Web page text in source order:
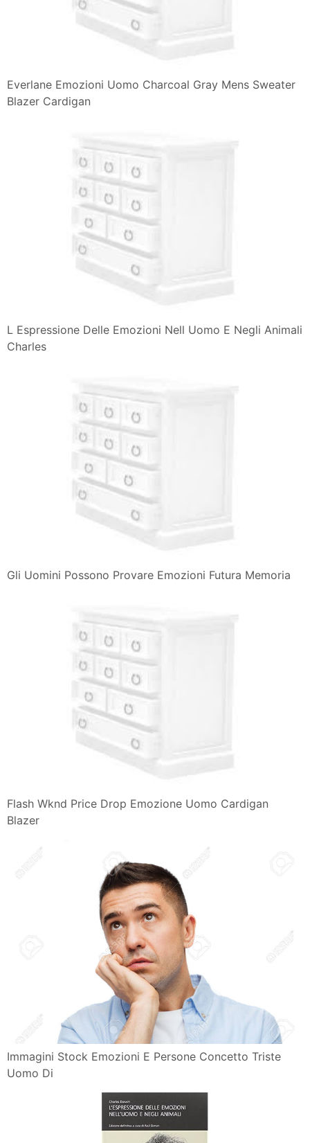
Everlane Emozioni Uomo Charcoal Gray Mens Sweater
Blazer Cardigan
L Espressione Delle Emozioni Nell Uomo E Negli Animali
Charles
Gli Uomini Possono Provare Emozioni Futura Memoria
Flash Wknd Price Drop Emozione Uomo Cardigan
Blazer
Immagini Stock Emozioni E Persone Concetto Triste
Uomo Di